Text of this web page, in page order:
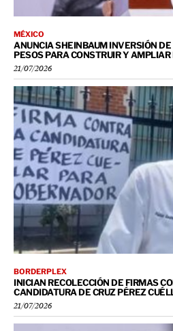
MÉXICO
ANUNCIA SHEINBAUM INVERSIÓN
PESOS PARA CONSTRUIR Y
21/07/2026
BORDERPLEX
INICIAN RECOLECCIÓN DE FIRMAS
CANDIDATURA DE CRUZ PÉREZ
21/07/2026